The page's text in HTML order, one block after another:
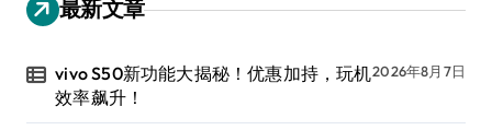
最新文章
vivo S50新功能大揭秘！优惠加持，玩机
效率飙升！
2026年8月7日